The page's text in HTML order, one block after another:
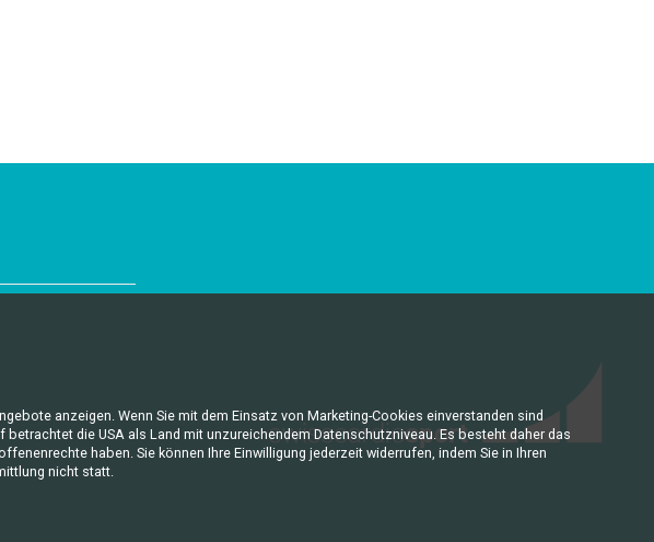
anzeigen. Wenn Sie mit dem Einsatz von Marketing-Cookies einverstanden sind
die USA als Land mit unzureichendem Datenschutzniveau. Es besteht daher das
haben. Sie können Ihre Einwilligung jederzeit widerrufen, indem Sie in Ihren
nicht statt.